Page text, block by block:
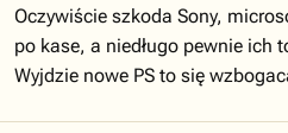
Oczywiście szkoda Sony,
po kase, a niedługo pewnie ich
Wyjdzie nowe PS to się